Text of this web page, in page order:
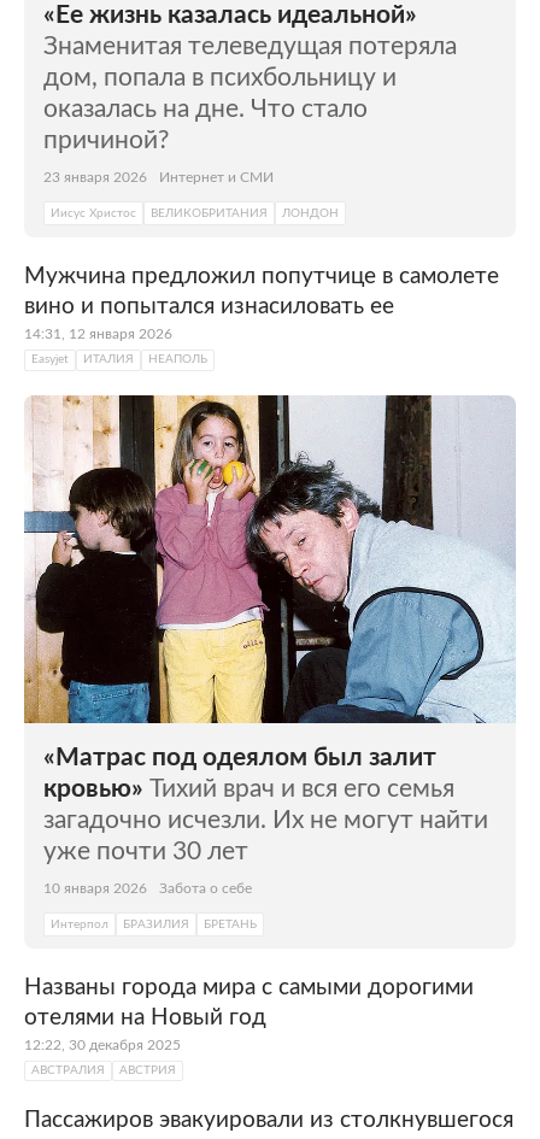
«Ее жизнь казалась идеальной»
Знаменитая телеведущая потеряла
дом, попала в психбольницу и
оказалась на дне. Что стало
причиной?
23 января 2026 Интернет и СМИ
Иисус Христос ВЕЛИКОБРИТАНИЯ ЛОНДОН
Мужчина предложил попутчице в самолете
вино и попытался изнасиловать ее
14:31, 12 января 2026
Easyjet ИТАЛИЯ НЕАПОЛЬ
«Матрас под одеялом был залит
кровью» Тихий врач и вся его семья
загадочно исчезли. Их не могут найти
уже почти 30 лет
10 января 2026 Забота о себе
Интерпол БРАЗИЛИЯ БРЕТАНЬ
Названы города мира с самыми дорогими
отелями на Новый год
12:22, 30 декабря 2025
АВСТРАЛИЯ АВСТРИЯ
Пассажиров эвакуировали из столкнувшегося